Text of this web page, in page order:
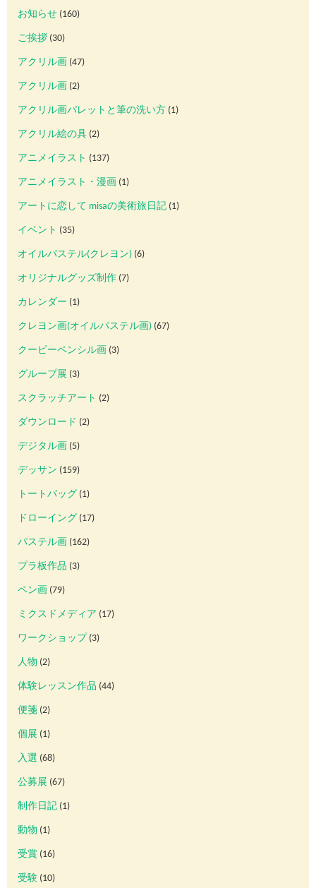
お知らせ (160)
ご挨拶 (30)
アクリル画 (47)
アクリル画 (2)
アクリル画パレットと筆の洗い方 (1)
アクリル絵の具 (2)
アニメイラスト (137)
アニメイラスト・漫画 (1)
アートに恋して misaの美術旅日記 (1)
イベント (35)
オイルパステル(クレヨン) (6)
オリジナルグッズ制作 (7)
カレンダー (1)
クレヨン画(オイルパステル画) (67)
クーピーペンシル画 (3)
グループ展 (3)
スクラッチアート (2)
ダウンロード (2)
デジタル画 (5)
デッサン (159)
トートバッグ (1)
ドローイング (17)
パステル画 (162)
プラ板作品 (3)
ペン画 (79)
ミクスドメディア (17)
ワークショップ (3)
人物 (2)
体験レッスン作品 (44)
便箋 (2)
個展 (1)
入選 (68)
公募展 (67)
制作日記 (1)
動物 (1)
受賞 (16)
受験 (10)